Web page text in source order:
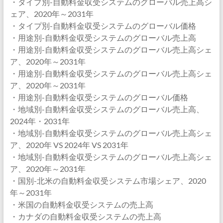
ェア、2020年～2031年
・タイプ別-自動料金収受システムのグローバル価格
・用途別-自動料金収受システムのグローバル売上高
・用途別-自動料金収受システムのグローバル売上高シェ
ア、2020年～2031年
・用途別-自動料金収受システムのグローバル売上高シェ
ア、2020年～2031年
・用途別-自動料金収受システムのグローバル価格
・地域別-自動料金収受システムのグローバル売上高、
2024年・2031年
・地域別-自動料金収受システムのグローバル売上高シェ
ア、2020年 VS 2024年 VS 2031年
・地域別-自動料金収受システムのグローバル売上高シェ
ア、2020年～2031年
・国別-北米の自動料金収受システム市場シェア、2020
年～2031年
・米国の自動料金収受システムの売上高
・カナダの自動料金収受システムの売上高